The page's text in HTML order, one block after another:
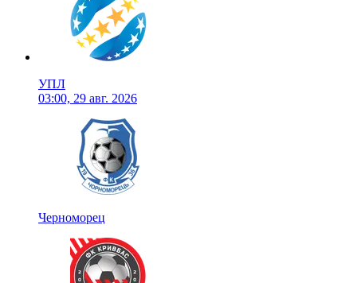
УПЛ
03:00, 29 авг. 2026
Черноморец